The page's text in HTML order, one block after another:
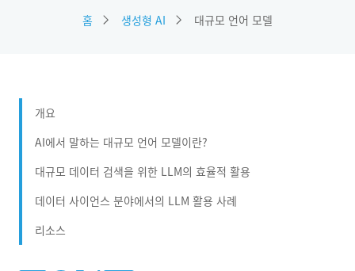
홈 생성형 AI 대규모 언어 모델
개요
AI에서 말하는 대규모 언어 모델이란?
대규모 데이터 검색을 위한 LLM의 효율적 활용
데이터 사이언스 분야에서의 LLM 활용 사례
리소스